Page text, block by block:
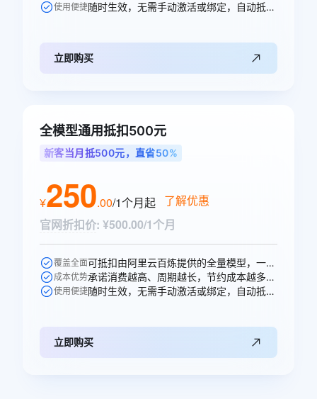
使用便捷 随时生效，无需手动激活或绑定，自动抵扣。
立即购买
全模型通用抵扣500元
新客当月抵500元，直省50%
¥250.00/1个月起 了解优惠
官网折扣价: ¥500.00/1个月
覆盖全面 可抵扣由阿里云百炼提供的全量模型，一次购买即可跨模型通享。
成本优势 承诺消费越高、周期越长，节约成本越多，直省250元。
使用便捷 随时生效，无需手动激活或绑定，自动抵扣。
立即购买